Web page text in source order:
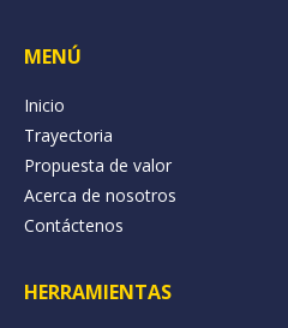
MENÚ
Inicio
Trayectoria
Propuesta de valor
Acerca de nosotros
Contáctenos
HERRAMIENTAS